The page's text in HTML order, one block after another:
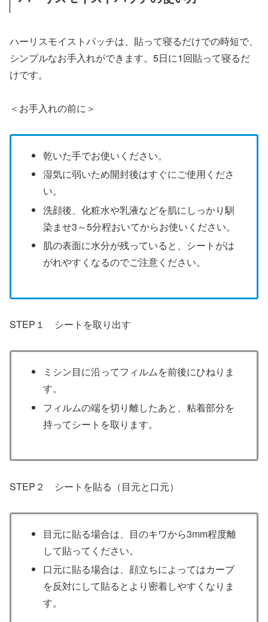
ハーリスモイストパッチは、貼って寝るだけでの時短で、
シンプルなお手入れができます。5日に1回貼って寝るだ
けです。
＜お手入れの前に＞
乾いた手でお使いください。
湿気に弱いため開封後はすぐにご使用くださ
い。
洗顔後、化粧水や乳液などを肌にしっかり馴
染ませ3～5分程おいてからお使いください。
肌の表面に水分が残っていると、シートがは
がれやすくなるのでご注意ください。
STEP１ シートを取り出す
ミシン目に沿ってフィルムを前後にひねりま
す。
フィルムの端を切り離したあと、粘着部分を
持ってシートを取ります。
STEP２ シートを貼る（目元と口元）
目元に貼る場合は、目のキワから3mm程度離
して貼ってください。
口元に貼る場合は、顔立ちによってはカーブ
を反対にして貼るとより密着しやすくなりま
す。